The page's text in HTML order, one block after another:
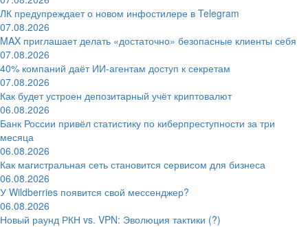
ЛК предупреждает о новом инфостилере в Telegram
07.08.2026
MAX приглашает делать «достаточно» безопасные клиенты себя
07.08.2026
40% компаний даёт ИИ‑агентам доступ к секретам
07.08.2026
Как будет устроен депозитарный учёт криптовалют
06.08.2026
Банк России привёл статистику по киберпреступности за три
месяца
06.08.2026
Как магистральная сеть становится сервисом для бизнеса
06.08.2026
У Wildberries появится свой мессенджер?
06.08.2026
Новый раунд РКН vs. VPN: Эволюция тактики (?)